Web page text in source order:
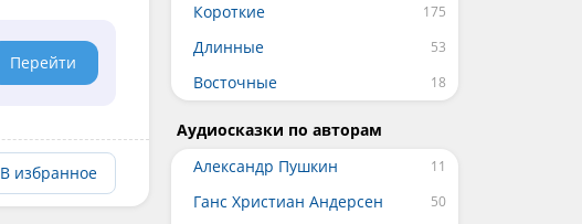
Перейти
В избранное
Короткие
Длинные
Восточные
Аудиосказки по авторам
Александр Пушкин
Ганс Христиан Андерсен